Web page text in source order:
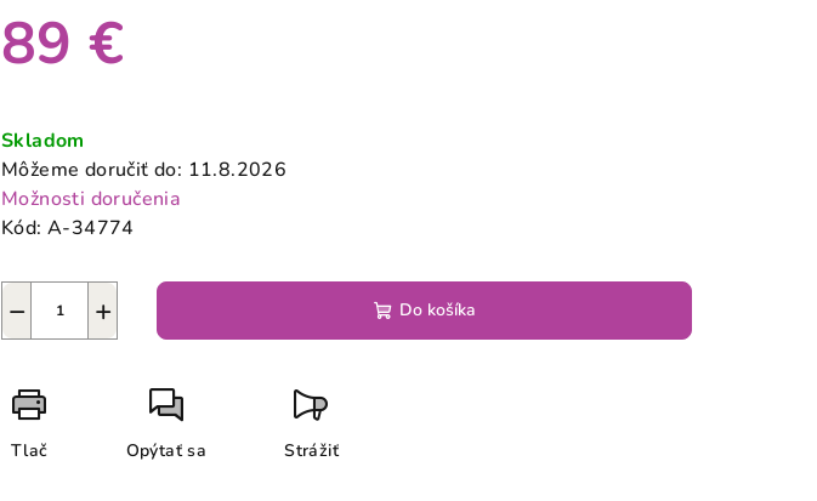
0,0
z
89 €
cena:
Skladom
Môžeme doručiť do: 11.8.2026
Možnosti doručenia
Kód: A-34774
+
− Do košíka
Tlač Opýtať sa Strážiť